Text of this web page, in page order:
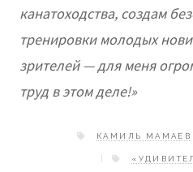
канатоходства, создам
тренировки молодых
зрителей —для меня
труд в этом деле!»
КАМИЛЬ МАМАЕВ